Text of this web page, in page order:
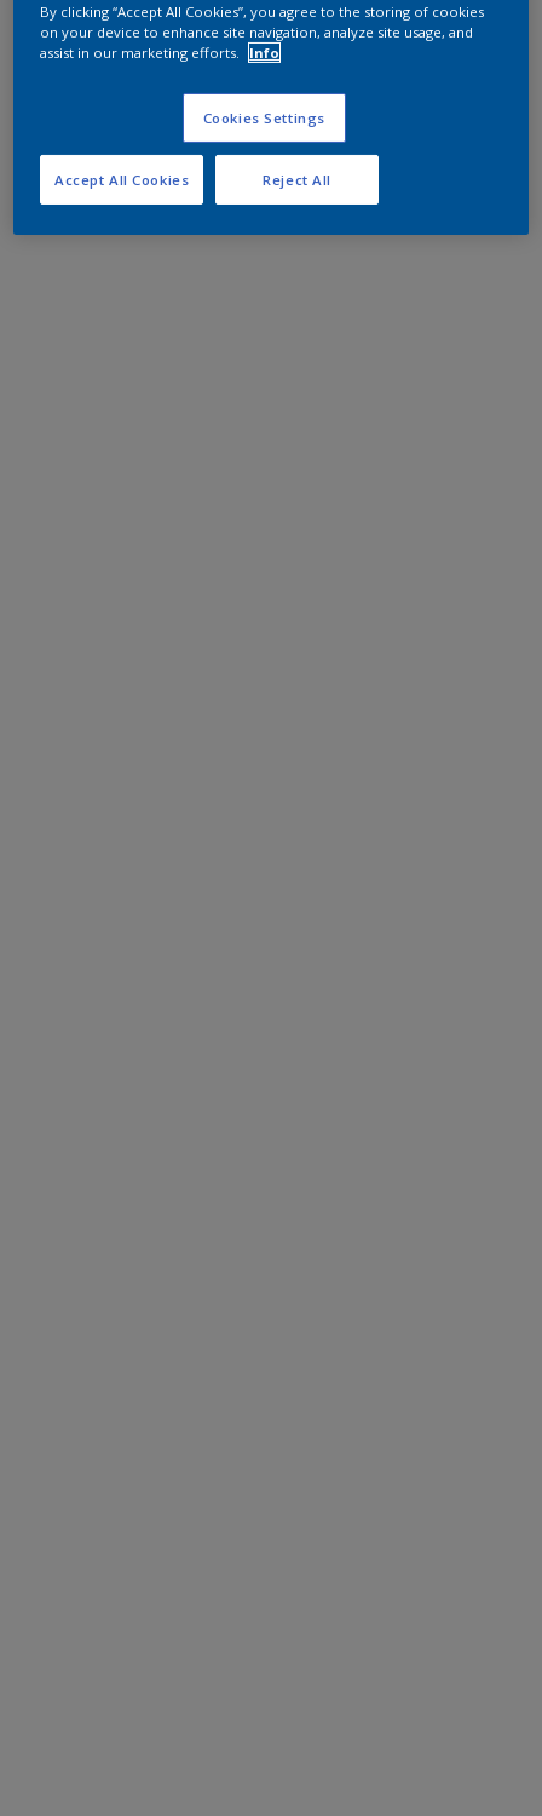
By clicking “Accept All Cookies”, you agree to the storing of cookies
on your device to enhance site navigation, analyze site usage, and
assist in our marketing efforts.
Info
Cookies Settings
Reject All
Accept All Cookies